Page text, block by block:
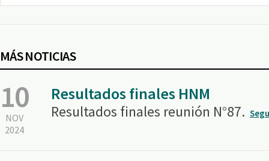
MÁS NOTICIAS
10
NOV
2024
Resultados finales HNM
Resultados finales reunión N°87.